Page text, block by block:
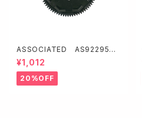
ASSOCIATED AS92295
オクタロック スパーギヤ・48P
【78T】
¥1,012
20%OFF